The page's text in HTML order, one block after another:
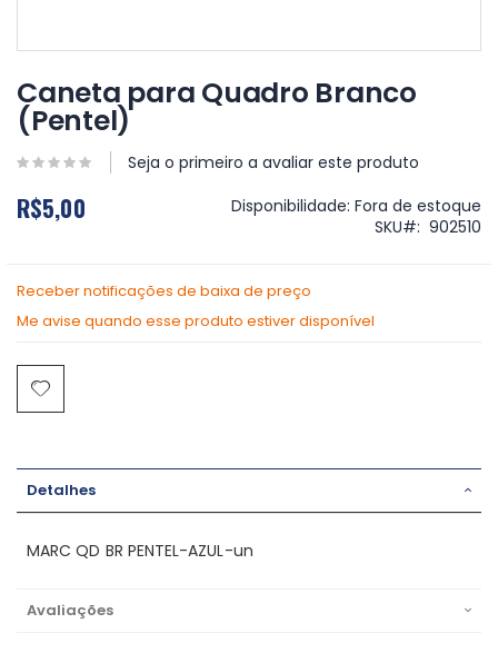
para
o
início
da
Galeria
imagens
Caneta para Quadro Branco
(Pentel)
Seja o primeiro a avaliar este produto
R$5,00 Disponibilidade: Fora de estoque
SKU
902510
Receber notificações de baixa de preço
Me avise quando esse produto estiver disponível
Detalhes
MARC QD BR PENTEL-AZUL-un
Avaliações